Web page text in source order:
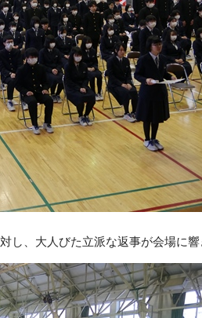
、大人びた立派な返事が会場に響